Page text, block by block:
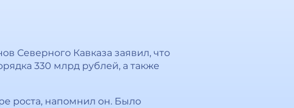
Северного Кавказа заявил, что
330 млрд рублей, а также
роста, напомнил он. Было